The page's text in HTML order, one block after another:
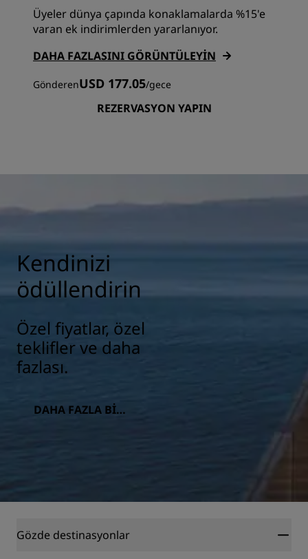
Üyeler dünya çapında konaklamalarda %15'e
varan ek indirimlerden yararlanıyor.
DAHA FAZLASINI GÖRÜNTÜLEYIN
GönderenUSD 177.05/gece
REZERVASYON YAPIN
Kendinizi
ödüllendirin
Özel fiyatlar, özel
teklifler ve daha
fazlası.
DAHA FAZLA BILG
Gözde destinasyonlar